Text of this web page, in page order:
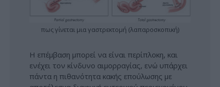
πως γίνεται μια γαστρεκτομή (λαπαροσκοπική)
Η επέμβαση μπορεί να είναι περίπλοκη, και
ενέχει τον κίνδυνο αιμορραγίας, ενώ υπάρχει
πάντα η πιθανότητα κακής επούλωσης με